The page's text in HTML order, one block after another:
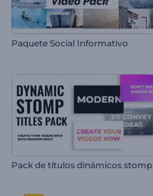
Paquete Social Informativo
Pack de títulos dinámicos stomp